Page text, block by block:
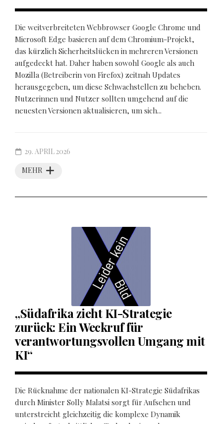
Die weitverbreiteten Webbrowser Google Chrome und
Microsoft Edge basieren auf dem Chromium-Projekt,
das kürzlich Sicherheitslücken in mehreren Versionen
aufgedeckt hat. Daher haben sowohl Google als auch
Mozilla (Betreiberin von Firefox) zeitnah Updates
herausgegeben, um diese Schwachstellen zu beheben.
Nutzerinnen und Nutzer sollten umgehend auf die
neuesten Versionen aktualisieren, um sich...
MEHR
29. APRIL 2026
„Südafrika zieht KI-Strategie
zurück: Ein Weckruf für
verantwortungsvollen Umgang mit
KI“
Die Rücknahme der nationalen KI-Strategie Südafrikas
durch Minister Solly Malatsi sorgt für Aufsehen und
unterstreicht gleichzeitig die komplexe Dynamik